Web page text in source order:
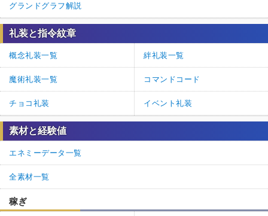
グランドグラフ解説
礼装と指令紋章
概念礼装一覧 絆礼装一覧
魔術礼装一覧 コマンドコード
チョコ礼装 イベント礼装
素材と経験値
エネミーデータ一覧
全素材一覧
稼ぎ